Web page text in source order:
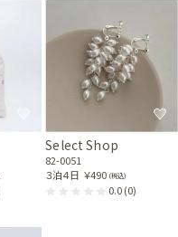
Select Shop
82-0051
３泊４日 ￥490 (税込)
0.0(0)